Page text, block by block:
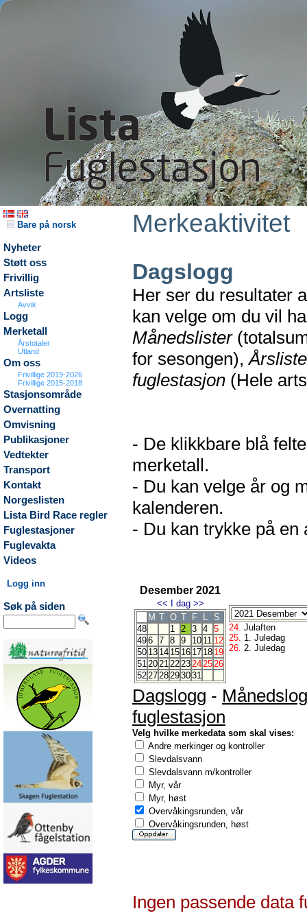
Bare på norsk
Nyheter
Støtt oss
Frivillig
Artsliste
Avvik
Logg
Merketall
Årstotaler
Utland
Om oss
Frivillige 2019-2026
Frivillige 2015-2018
Stasjonsområde
Overnatting
Omvisning
Publikasjoner
Vedtekter
Transport
Kontakt
Norgeslisten
Lista Bird Race regler
Fuglestasjoner
Fuglevakta
Videos
Logg inn
Søk på siden
Merkeaktivitet
Dagslogg
Her ser du resultater
kan velge om du vil
Månedslister
for sesongen),
fuglestasjon (Hele
- De klikkbare blå
merketall.
- Du kan velge år og
kalenderen.
- Du kan trykke på en
Desember 2021
<< I dag >>
M T O T F L
S
48
1 2 3 4 5
496 7 8 9 10 11 12
50 13 14 15 16 17 18 19
5120212223242526
522728293031
24. Julaften
25. 1. Juledag
26. 2. Juledag
Dagslogg -
fuglestasjon
Velg hvilke merkedata som skal vises:
Andre merkinger og kontroller
Slevdalsvann
Slevdalsvann m/kontroller
Myr, vår
Myr, høst
Overvåkingsrunden, vår
Overvåkingsrunden, høst
Ingen passende data